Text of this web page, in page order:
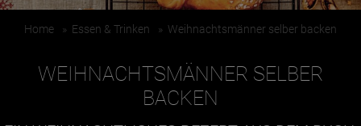
Home » Essen & Trinken » Weihnachtsmänner selber backen
WEIHNACHTSMÄNNER SELBER
BACKEN